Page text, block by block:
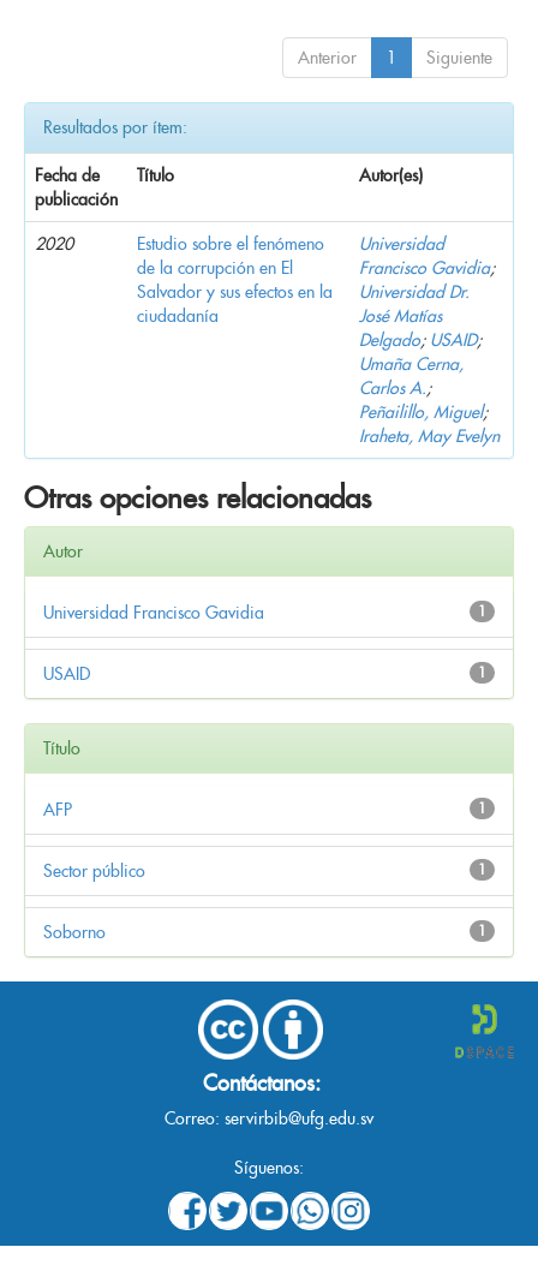
Anterior 1 Siguiente
Resultados por ítem:
Fecha de
publicación
Título Autor(es)
2020
Estudio sobre el fenómeno
de la corrupción en El
Salvador y sus efectos en la
ciudadanía
Universidad
Francisco Gavidia;
Universidad Dr.
José Matías
Delgado; USAID;
Umaña Cerna,
Carlos A.;
Peñailillo, Miguel;
Iraheta, May Evelyn
Otras opciones relacionadas
Autor
1
Universidad Francisco Gavidia
1
USAID
Título
1
AFP
1
Sector público
1
Soborno
Contáctanos:
Correo: servirbib@ufg.edu.sv
Síguenos: